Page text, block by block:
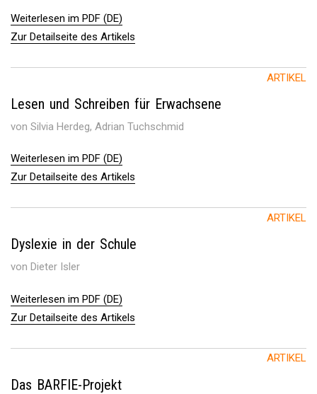
Weiterlesen im PDF (DE)
Zur Detailseite des Artikels
ARTIKEL
Lesen und Schreiben für Erwachsene
von Silvia Herdeg, Adrian Tuchschmid
Weiterlesen im PDF (DE)
Zur Detailseite des Artikels
ARTIKEL
Dyslexie in der Schule
von Dieter Isler
Weiterlesen im PDF (DE)
Zur Detailseite des Artikels
ARTIKEL
Das BARFIE-Projekt